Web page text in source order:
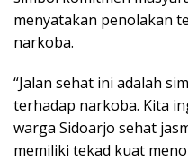
menyatakan penolakan
narkoba.
“Jalan sehat ini adalah
terhadap narkoba. Kita
warga Sidoarjo sehat
memiliki tekad kuat